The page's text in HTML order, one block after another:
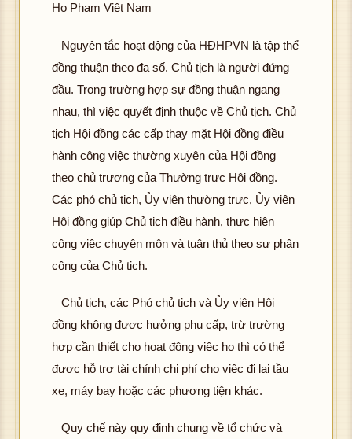
Họ Phạm Việt Nam
Nguyên tắc hoạt động của HĐHPVN là tập thể
đồng thuận theo đa số. Chủ tịch là người đứng
đầu. Trong trường hợp sự đồng thuận ngang
nhau, thì việc quyết định thuộc về Chủ tịch. Chủ
tịch Hội đồng các cấp thay mặt Hội đồng điều
hành công việc thường xuyên của Hội đồng
theo chủ trương của Thường trực Hội đồng.
Các phó chủ tịch, Ủy viên thường trực, Ủy viên
Hội đồng giúp Chủ tịch điều hành, thực hiện
công việc chuyên môn và tuân thủ theo sự phân
công của Chủ tịch.
Chủ tịch, các Phó chủ tịch và Ủy viên Hội
đồng không được hưởng phụ cấp, trừ trường
hợp cần thiết cho hoạt động việc họ thì có thể
được hỗ trợ tài chính chi phí cho việc đi lại tầu
xe, máy bay hoặc các phương tiện khác.
Quy chế này quy định chung về tổ chức và